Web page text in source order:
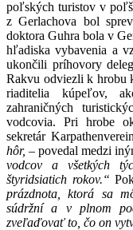
poľských turistov v
z Gerlachova bol
doktora Guhra bola v
hľadiska vybavenia a
ukončili príhovory
Rakvu odviezli k hrobu
riaditelia kúpeľov,
zahraničných
vodcovia. Pri hrobe
sekretár
hôr,– povedal medzi
vodcov a všetkých
štyridsiatich rokov.“
prázdnota, ktorá sa
súdržní a v plnom
zveľaďovať to, čo on